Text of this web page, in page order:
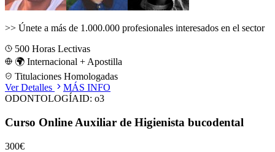
>> Únete a más de 1.000.000 profesionales interesados en el sector
500 Horas Lectivas
🌍 Internacional + Apostilla
Titulaciones Homologadas
Ver Detalles
MÁS INFO
ODONTOLOGÍAID: o3
Curso Online Auxiliar de Higienista bucodental
300€